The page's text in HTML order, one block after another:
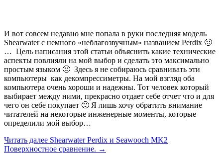
И вот совсем недавно мне попала в руки последняя модель
Shearwater с немного «неблагозвучным» названием Perdix 🙂
… Цель написания этой статьи объяснить какие технические
аспекты повлияли на мой выбор и сделать это максимально
простым языком 🙂 Здесь я не собираюсь сравнивать эти
компьютеры как декомпрессиметры. На мой взгляд оба
компьютера очень хороши и надежны. Тот человек который
выбирает между ними, прекрасно отдает себе отчет что и для
чего он себе покупает 🙂 Я лишь хочу обратить внимание
читателей на некоторые инженерные моменты, которые
определили мой выбор…
Читать далее Shearwater Perdix и Seawooch MK2
Поверхностное сравнение. →